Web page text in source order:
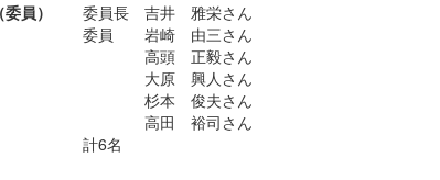
員）
委員長 吉井 雅栄さん
委員 岩崎 由三さん
高頭 正毅さん
大原 興人さん
杉本 俊夫さん
高田 裕司さん
計6名